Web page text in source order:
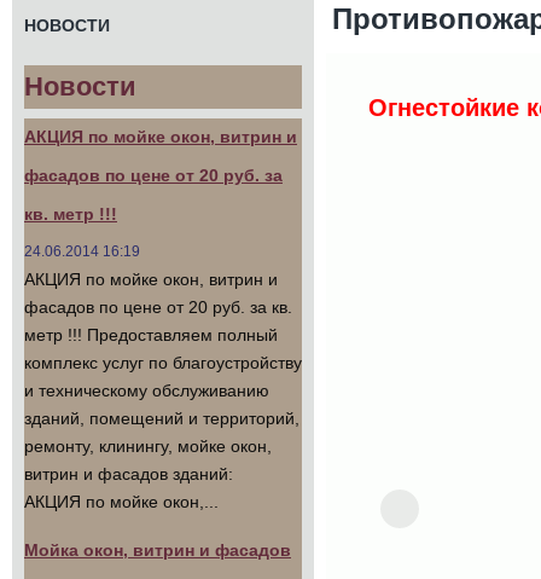
Огнестойкие
НОВОСТИ
Новости
АКЦИЯ по мойке окон, витрин и
фасадов по цене от 20 руб. за
кв. метр !!!
24.06.2014 16:19
АКЦИЯ по мойке окон, витрин и
фасадов по цене от 20 руб. за кв.
метр !!! Предоставляем полный
комплекс услуг по благоустройству
и техническому обслуживанию
зданий, помещений и территорий,
ремонту, клинингу, мойке окон,
витрин и фасадов зданий:
АКЦИЯ по мойке окон,...
Мойка окон, витрин и фасадов